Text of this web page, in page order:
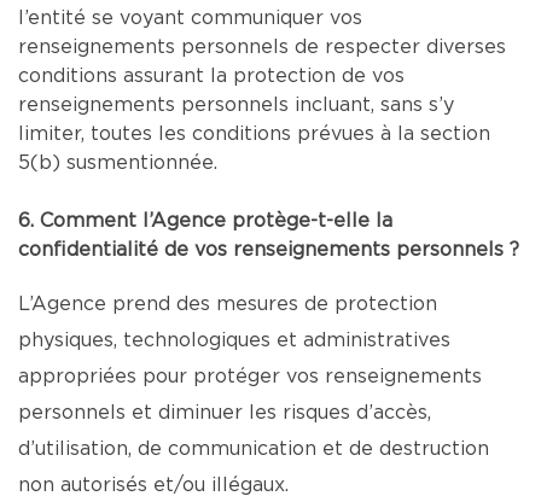
l’entité se voyant communiquer vos
renseignements personnels de respecter diverses
conditions assurant la protection de vos
renseignements personnels incluant, sans s’y
limiter, toutes les conditions prévues à la section
5(b) susmentionnée.
6. Comment l’Agence protège-t-elle la
confidentialité de vos renseignements personnels ?
L’Agence prend des mesures de protection
physiques, technologiques et administratives
appropriées pour protéger vos renseignements
personnels et diminuer les risques d’accès,
d’utilisation, de communication et de destruction
non autorisés et/ou illégaux.